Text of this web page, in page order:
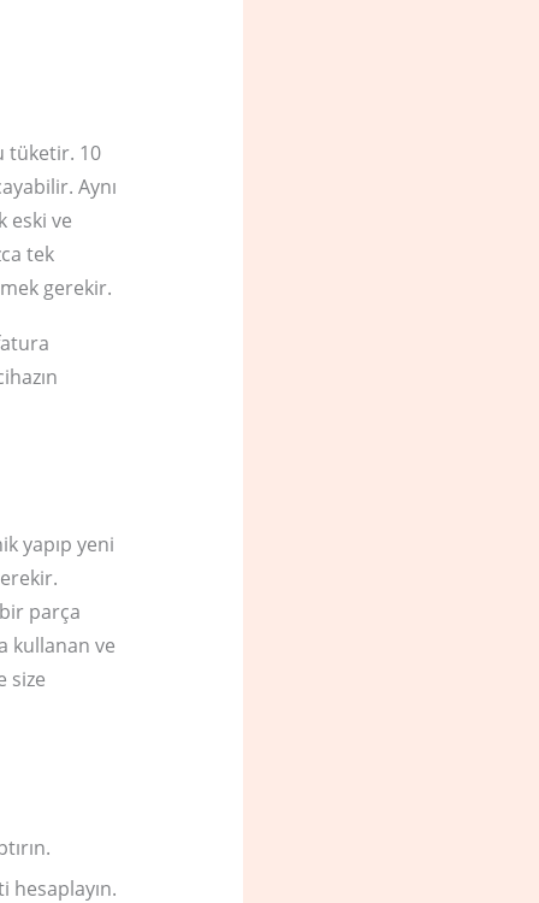
tüketir. 10
Aynı
eski ve
tek
gerekir.
yapıp yeni
parça
kullanan ve
size
hesaplayın.